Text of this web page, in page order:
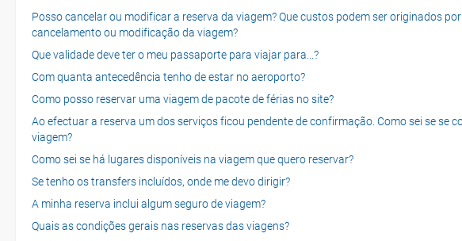
Posso cancelar ou modificar a reserva da viagem? Que custos podem ser originados
cancelamento ou modificação da viagem?
Que validade deve ter o meu passaporte para viajar para...?
Com quanta antecedência tenho de estar no aeroporto?
Como posso reservar uma viagem de pacote de férias no site?
Ao efectuar a reserva um dos serviços ficou pendente de confirmação. Como sei se se
viagem?
Como sei se há lugares disponíveis na viagem que quero reservar?
Se tenho os transfers incluídos, onde me devo dirigir?
A minha reserva inclui algum seguro de viagem?
Quais as condições gerais nas reservas das viagens?